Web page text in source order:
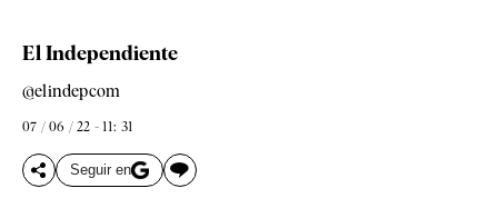
El Independiente
@elindepcom
07 / 06 / 22 - 11: 31
Seguir en